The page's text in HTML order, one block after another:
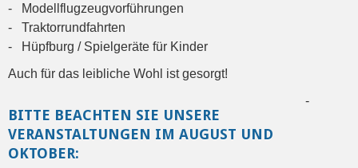
- Modellflugzeugvorführungen
- Traktorrundfahrten
- Hüpfburg / Spielgeräte für Kinder
Auch für das leibliche Wohl ist gesorgt!
BITTE BEACHTEN SIE UNSERE
VERANSTALTUNGEN IM AUGUST UND
OKTOBER:
-